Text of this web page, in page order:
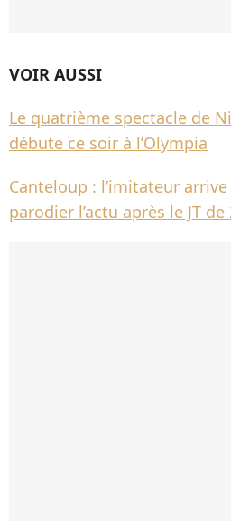
VOIR AUSSI
Le quatrième spectacle de
débute ce soir à l’Olympia
Canteloup : l’imitateur
parodier l’actu après le JT de